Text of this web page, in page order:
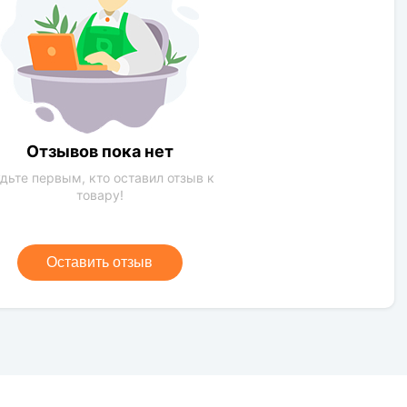
Отзывов пока нет
первым, кто оставил отзыв к
товару!
Оставить отзыв